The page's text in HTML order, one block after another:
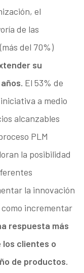
el
de las
del 70%)
su
El 53% de
a medio
alcanzables
PLM
la posibilidad
la innovación
incrementar
respuesta más
los clientes o
de productos.